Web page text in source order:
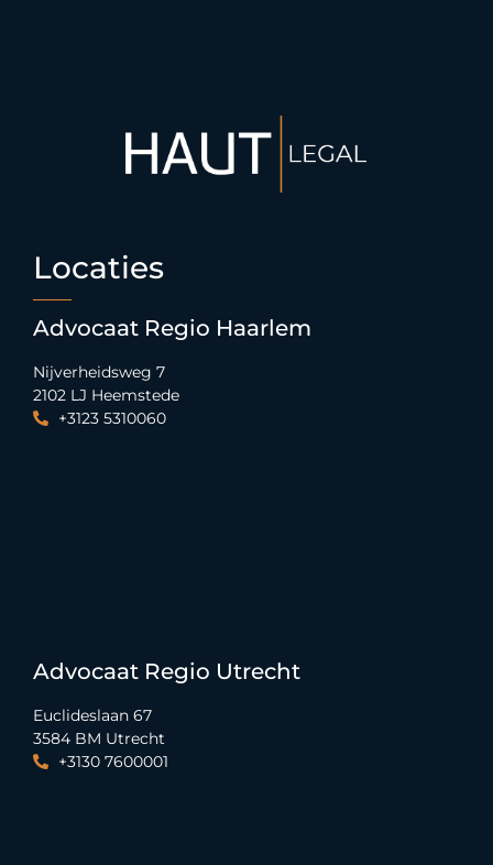
Locaties
Advocaat Regio Haarlem
Nijverheidsweg 7
2102 LJ Heemstede
+3123 5310060
Advocaat Regio Utrecht
Euclideslaan 67
3584 BM Utrecht
+3130 7600001